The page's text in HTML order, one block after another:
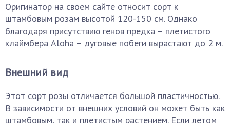
Оригинатор на своем сайте относит сорт к
штамбовым розам высотой 120-150 см. Однако
благодаря присутствию генов предка – плетистого
клаймбера Aloha – дуговые побеги вырастают до 2 м.
Внешний вид
Этот сорт розы отличается большой пластичностью.
В зависимости от внешних условий он может быть как
штамбовым, так и плетистым растением. Если летом